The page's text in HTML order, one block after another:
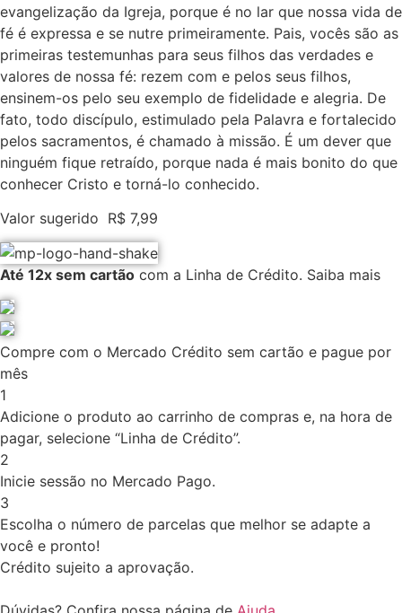
evangelização da Igreja, porque é no lar que nossa vida de
fé é expressa e se nutre primeiramente. Pais, vocês são as
primeiras testemunhas para seus filhos das verdades e
valores de nossa fé: rezem com e pelos seus filhos,
ensinem-os pelo seu exemplo de fidelidade e alegria. De
fato, todo discípulo, estimulado pela Palavra e fortalecido
pelos sacramentos, é chamado à missão. É um dever que
ninguém fique retraído, porque nada é mais bonito do que
conhecer Cristo e torná-lo conhecido.
Valor sugerido R$ 7,99
Até 12x sem cartão com a Linha de Crédito. Saiba mais
Compre com o Mercado Crédito sem cartão e pague por
mês
1
Adicione o produto ao carrinho de compras e, na hora de
pagar, selecione “Linha de Crédito”.
2
Inicie sessão no Mercado Pago.
3
Escolha o número de parcelas que melhor se adapte a
você e pronto!
Crédito sujeito a aprovação.